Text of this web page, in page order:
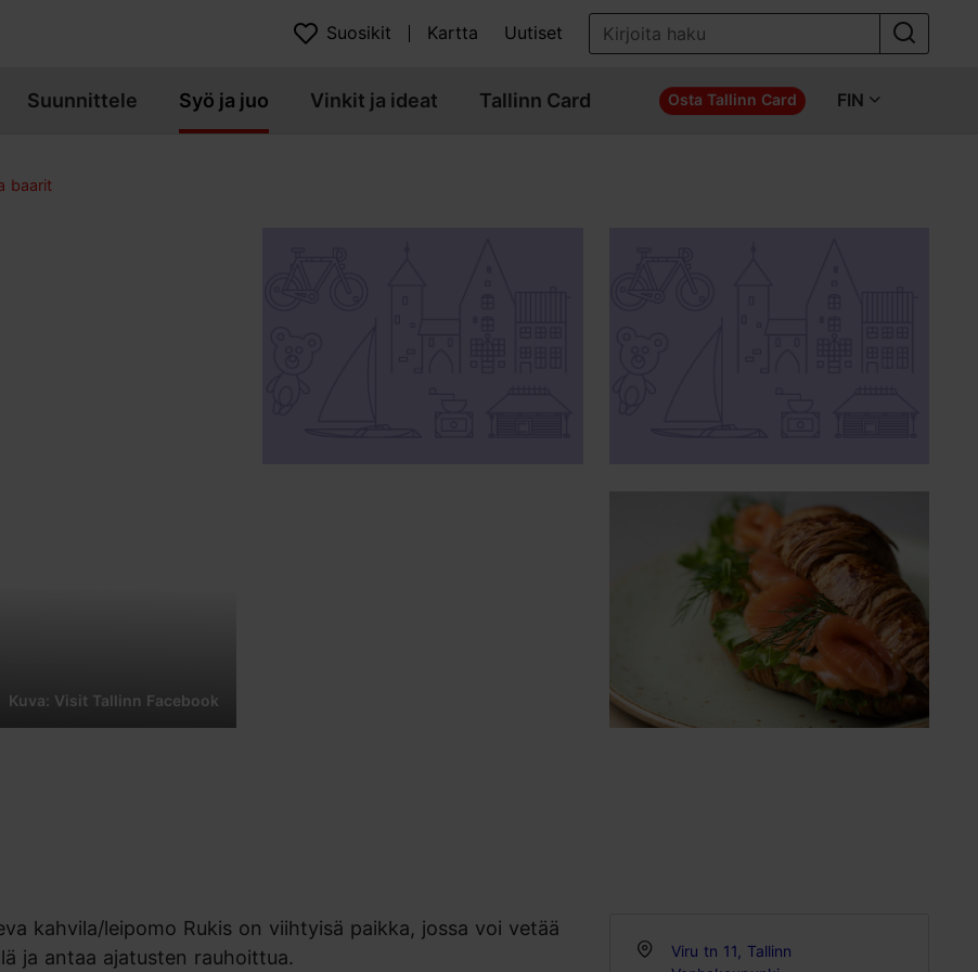
Suosikit Kartta Uutiset
Suunnittele Syö ja juo Vinkit ja ideat Tallinn Card Osta Tallinn Card FIN
baarit
Kuva: Visit Tallinn Facebook
kahvila/leipomo Rukis on viihtyisä paikka, jossa voi vetää
ja antaa ajatusten rauhoittua.
Viru tn 11, Tallinn